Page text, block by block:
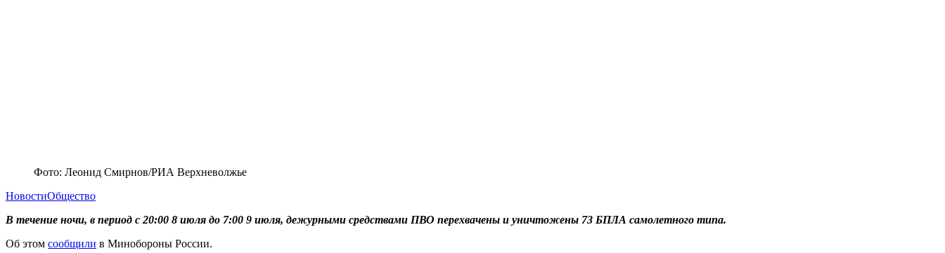
Фото: Леонид Смирнов/РИА Верхневолжье
НовостиОбщество
В течение ночи, в период с 20:00 8 июля до 7:00 9 июля, дежурными средствами ПВО перехвачены и уничтожены 73 БПЛА самолетного типа.
Об этом сообщили в Минобороны России.